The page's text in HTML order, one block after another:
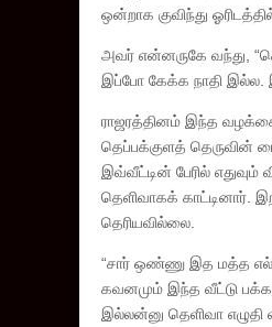
ஒன்றாக குவிந்து
அவர் என்னருகே வந்து,
இப்போ கேக்க நாதி இல்ல.
ராஜரத்தினம் இந்த
தெப்பக்குளத் தெருவின்
இவ்வீட்டின் பேரில்
தெளிவாகக் காட்டினார்.
தெரியவில்லை.
“சார் ஒண்ணு இத மத்த
கவனமும் இந்த வீட்டு பக்கம்
இல்லன்னு தெளிவா எழுதி